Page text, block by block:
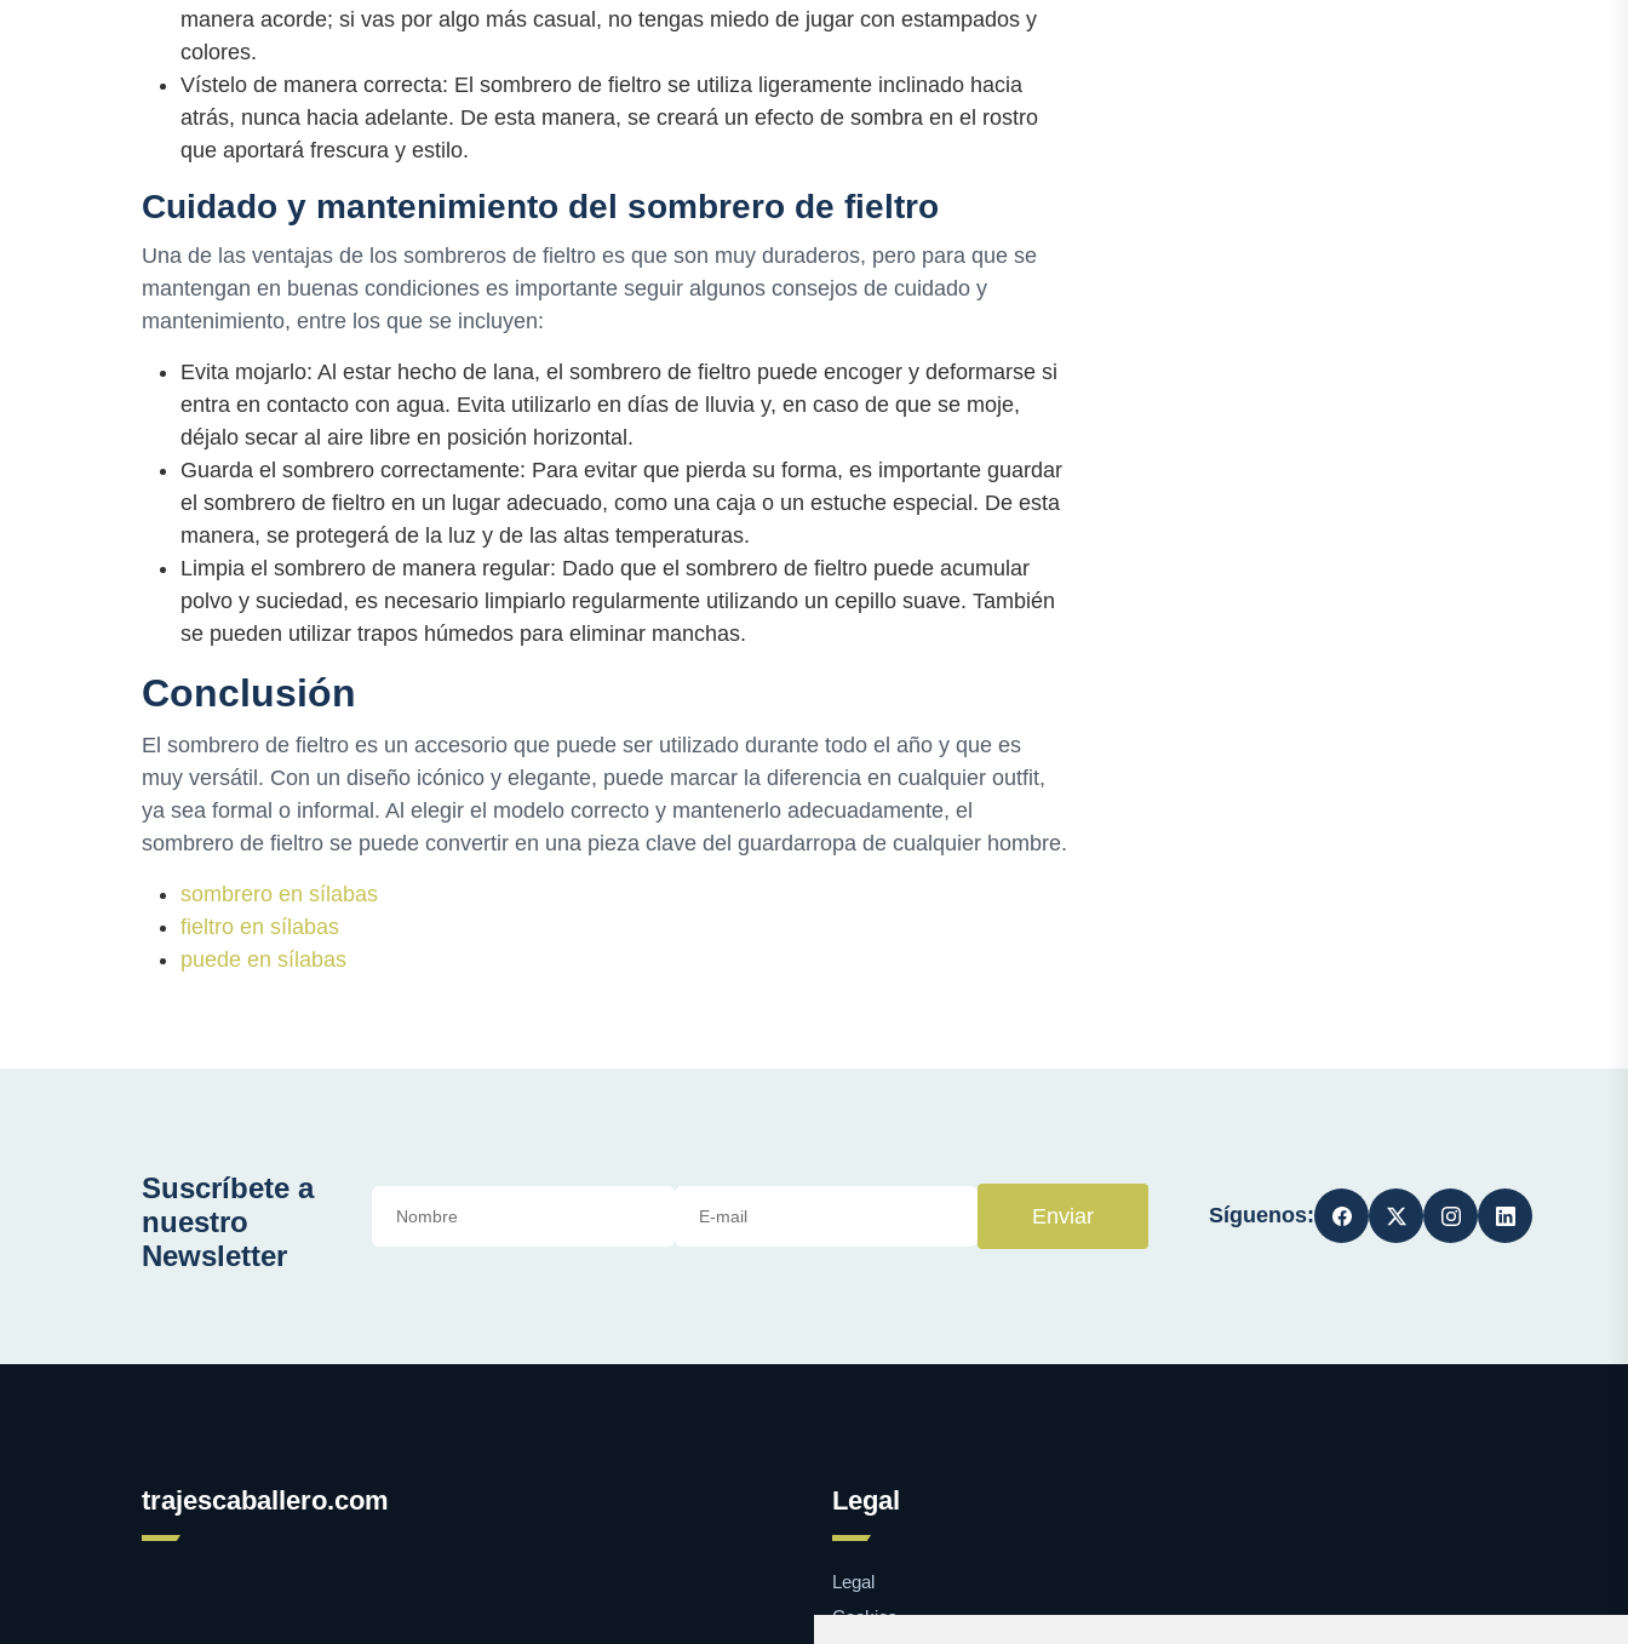
manera acorde; si vas por algo más casual, no tengas miedo de jugar con estampados y
colores.
Vístelo de manera correcta: El sombrero de fieltro se utiliza ligeramente inclinado hacia
atrás, nunca hacia adelante. De esta manera, se creará un efecto de sombra en el rostro
que aportará frescura y estilo.
Cuidado y mantenimiento del sombrero de fieltro
Una de las ventajas de los sombreros de fieltro es que son muy duraderos, pero para que se
mantengan en buenas condiciones es importante seguir algunos consejos de cuidado y
mantenimiento, entre los que se incluyen:
Evita mojarlo: Al estar hecho de lana, el sombrero de fieltro puede encoger y deformarse si
entra en contacto con agua. Evita utilizarlo en días de lluvia y, en caso de que se moje,
déjalo secar al aire libre en posición horizontal.
Guarda el sombrero correctamente: Para evitar que pierda su forma, es importante guardar
el sombrero de fieltro en un lugar adecuado, como una caja o un estuche especial. De esta
manera, se protegerá de la luz y de las altas temperaturas.
Limpia el sombrero de manera regular: Dado que el sombrero de fieltro puede acumular
polvo y suciedad, es necesario limpiarlo regularmente utilizando un cepillo suave. También
se pueden utilizar trapos húmedos para eliminar manchas.
Conclusión
El sombrero de fieltro es un accesorio que puede ser utilizado durante todo el año y que es
muy versátil. Con un diseño icónico y elegante, puede marcar la diferencia en cualquier outfit,
ya sea formal o informal. Al elegir el modelo correcto y mantenerlo adecuadamente, el
sombrero de fieltro se puede convertir en una pieza clave del guardarropa de cualquier hombre.
sombrero en sílabas
fieltro en sílabas
puede en sílabas
Suscríbete a
nuestro
Newsletter
Enviar Síguenos:
trajescaballero.com Legal
Legal
Cookies